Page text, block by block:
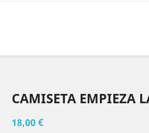
CAMISETA EMPIEZA
18,00 €